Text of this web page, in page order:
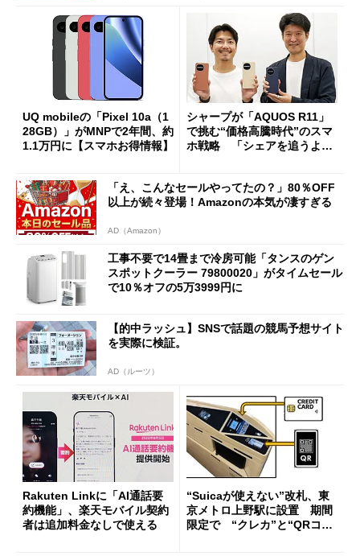
UQ mobileの「Pixel 10a（1
28GB）」がMNPで2年間、約
1.1万円に【スマホお得情報】
シャープが「AQUOS R11」
で挑む“価格高騰時代”のスマ
ホ戦略 「シェアを追うより
「え、こんなセールやってたの？」80％OFF
以上が続々登場！Amazonの本気が凄すぎる
AD（Amazon）
工事不要で14畳まで冷房可能「タンスのゲン
スポットクーラー 79800020」がタイムセール
で10％オフの5万3999円に
【的中ラッシュ】SNSで話題の競馬予想サイト
を実際に検証。
AD（ルーツ）
Rakuten Linkに「AI通話要
約機能」、楽天モバイル契約
者は追加料金なしで使える
“Suicaが使えない”改札、東
京メトロ上野駅に設置 期間
限定で “クレカ”と“QRコー